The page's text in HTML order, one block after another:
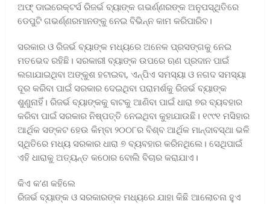
ଅଫ୍‌ ଡାଇରେକ୍ଟର୍ସ ରିଜର୍ଭ ବ୍ୟାଙ୍କ ଗଭର୍ଣ୍ଣରଙ୍କ ଅନୁପସ୍ଥିତିରେ
ଡେପୁଟି ଗଭର୍ଣ୍ଣରମାନଙ୍କୁ ନେଇ ବିଭିନ୍ନ କାମ କରିପାରିବ।
ସରକାର ଓ ରିଜର୍ଭ ବ୍ୟାଙ୍କ ମଧ୍ୟରେ ଅନେକ ପ୍ରସଙ୍ଗକୁ ନେଇ
ମତଭେଦ ରହିଛି। ସରକାରୀ ବ୍ୟାଙ୍କ ଉପରେ ଋଣ ପ୍ରଦାନ ପାଇଁ
ଲଗାଯାଇଥିବା ଅଙ୍କୁଶ ହଟାଇବା, ଏନ୍‌ପିଏ ସମସ୍ୟା ଓ ନଗଦ ସମସ୍ୟା
ଦୂର କରିବା ପାଇଁ ସରକାର ଦେଇଥିବା ପରାମର୍ଶକୁ ରିଜର୍ଭ ବ୍ୟାଙ୍କ
ଶୁଣୁନାହିଁ। ରିଜର୍ଭ ବ୍ୟାଙ୍କକୁ ବାଟକୁ ଆଣିବା ପାଇଁ ଧାରା ୭ର ବ୍ୟବହାର
କରିବା ପାଇଁ ସରକାର ନିଷ୍ପତ୍ତି ନେଇଥିବା କୁହାଯାଉଛି। ୧୯୯୧ ମସିହାର
ଆର୍ଥିକ ସଙ୍କଟ ହେଉ କିମ୍ବା ୨୦୦୮ର ବିଶ୍ବ ଆର୍ଥିକ ମାନ୍ଦାବସ୍ଥା ଭଳି
ସ୍ଥିତିରେ ମଧ୍ୟ ସରକାର ଧାରା ୭ ବ୍ୟବହାର କରିନଥିଲେ। ସେଥିପାଇଁ
ଏହି ଧାରାକୁ ଅତ୍ୟନ୍ତ କଠୋର ବୋଲି ବିଚାର କରାଯାଏ।
କିଏ କ’ଣ କହିଲେ
ରିଜର୍ଭ ବ୍ୟାଙ୍କ ଓ ସରକାରଙ୍କ ମଧ୍ୟରେ ଯାହା କିଛି ଆଲୋଚନା ହୁଏ